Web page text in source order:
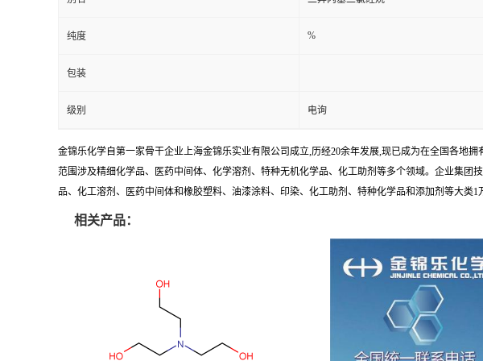
纯度 %
包装
级别 电询
金锦乐化学自第一家骨干企业上海金锦乐实业有限公司成立,历经20余年发展,现已成为在全国各地
范围涉及精细化学品、医药中间体、化学溶剂、特种无机化学品、化工助剂等多个领域。企业集
品、化工溶剂、医药中间体和橡胶塑料、油漆涂料、印染、化工助剂、特种化学品和添加剂等大类
相关产品：